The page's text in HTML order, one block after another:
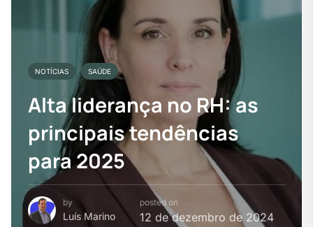
NOTÍCIAS SAÚDE
Alta liderança no RH: as
principais tendências
para 2025
by
Luís Marino
posted on
12 de dezembro de 2024